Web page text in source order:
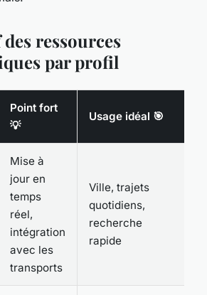
ressources
par profil
Point fort
💡
Usage idéal 🎯
Mise à
jour en
temps
réel,
intégration
avec les
transports
Ville, trajets
quotidiens,
recherche
rapide